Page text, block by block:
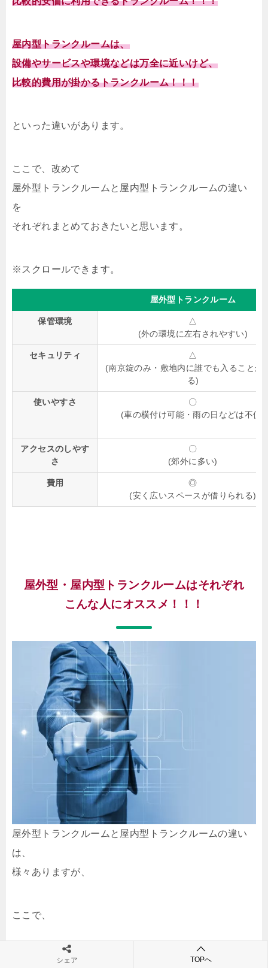
屋内型トランクルームは、
設備やサービスや環境などは万全に近いけど、
比較的費用が掛かるトランクルーム！！！
といった違いがあります。
ここで、改めて
屋外型トランクルームと屋内型トランクルームの違い
を
それぞれまとめておきたいと思います。
屋外型トランクルーム
保管環境
△
(外の環境に左右されやすい)
セキュリティ
△
(南京錠のみ・敷地内に誰でも入ることが
る)
使いやすさ
〇
(車の横付け可能・雨の日などは不便)
アクセスのしやす
さ
〇
(郊外に多い)
費用
◎
(安く広いスペースが借りられる)
屋外型・屋内型トランクルームはそれぞれ
こんな人にオススメ！！！
屋外型トランクルームと屋内型トランクルームの違い
は、
様々ありますが、
ここで、
シェア TOPへ